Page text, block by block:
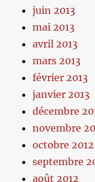
juin 2013
mai 2013
avril 2013
mars 2013
février 2013
janvier 2013
décembre
novembre
octobre 2012
septembre
août 2012